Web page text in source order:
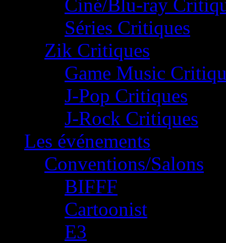
Ciné/Blu-ray
Séries Critiques
Zik Critiques
Game Music
J-Pop Critiques
J-Rock Critiques
Les événements
Conventions/Salons
BIFFF
Cartoonist
E3